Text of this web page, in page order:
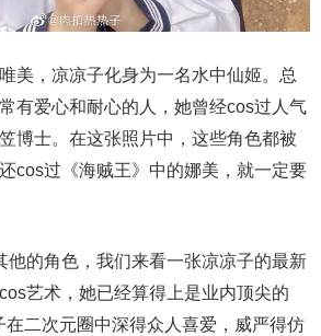
美，凉凉子化身为一名水中仙姬。总
有爱心和耐心的人，她曾经cos过人气
博士。在这张照片中，这些角色都被
cos过《海贼王》中的娜美，就一定要
他的角色，我们来看一张凉凉子的最新
艺术，她已经算得上是业内顶尖的
二次元圈中深得众人喜爱，威严得仿